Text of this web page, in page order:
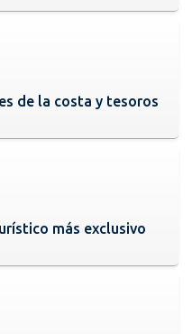
de la costa y tesoros
más exclusivo